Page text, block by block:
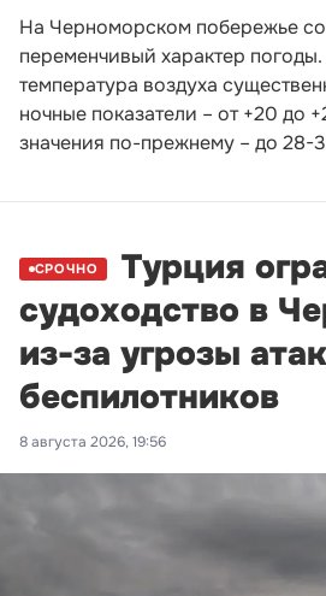
На Черноморском побережье
переменчивый характер
температура воздуха
ночные показатели – от +20 до
значения по-прежнему – до 28-
СРОЧНО
Турция
судоходство в
из-за угрозы атак
беспилотников
8 августа 2026, 19:56